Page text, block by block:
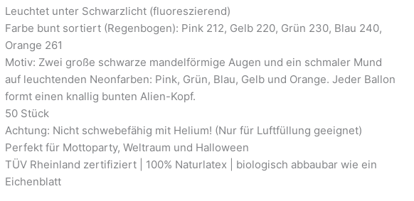
Leuchtet unter Schwarzlicht (fluoreszierend)
Farbe bunt sortiert (Regenbogen): Pink 212, Gelb 220, Grün 230, Blau 240,
Orange 261
Motiv: Zwei große schwarze mandelförmige Augen und ein schmaler Mund
auf leuchtenden Neonfarben: Pink, Grün, Blau, Gelb und Orange. Jeder Ballon
formt einen knallig bunten Alien-Kopf.
50 Stück
Achtung: Nicht schwebefähig mit Helium! (Nur für Luftfüllung geeignet)
Perfekt für Mottoparty, Weltraum und Halloween
TÜV Rheinland zertifiziert | 100% Naturlatex | biologisch abbaubar wie ein
Eichenblatt